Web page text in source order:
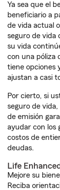
Ya sea que el
beneficiario a
de vida actual
seguro de vida
su vida
con una póliza
tiene opciones
ajustan a casi
Por cierto, si
seguro de
de emisión
ayudar con los
costos de
deudas.
Life
Mejore su
Reciba